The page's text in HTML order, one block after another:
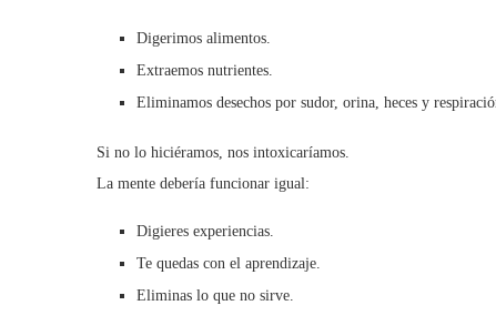
Digerimos alimentos.
Extraemos nutrientes.
Eliminamos desechos por sudor, orina, heces y
Si no lo hiciéramos, nos intoxicaríamos.
La mente debería funcionar igual:
Digieres experiencias.
Te quedas con el aprendizaje.
Eliminas lo que no sirve.